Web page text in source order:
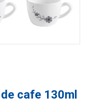
cafe 130ml